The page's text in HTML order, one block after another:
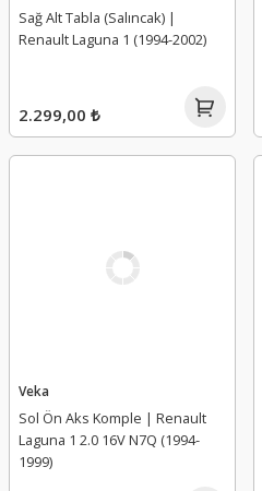
Sağ Alt Tabla (Salıncak) |
Renault Laguna 1 (1994-2002)
2.299,00 ₺
Veka
Sol Ön Aks Komple | Renault
Laguna 1 2.0 16V N7Q (1994-
1999)